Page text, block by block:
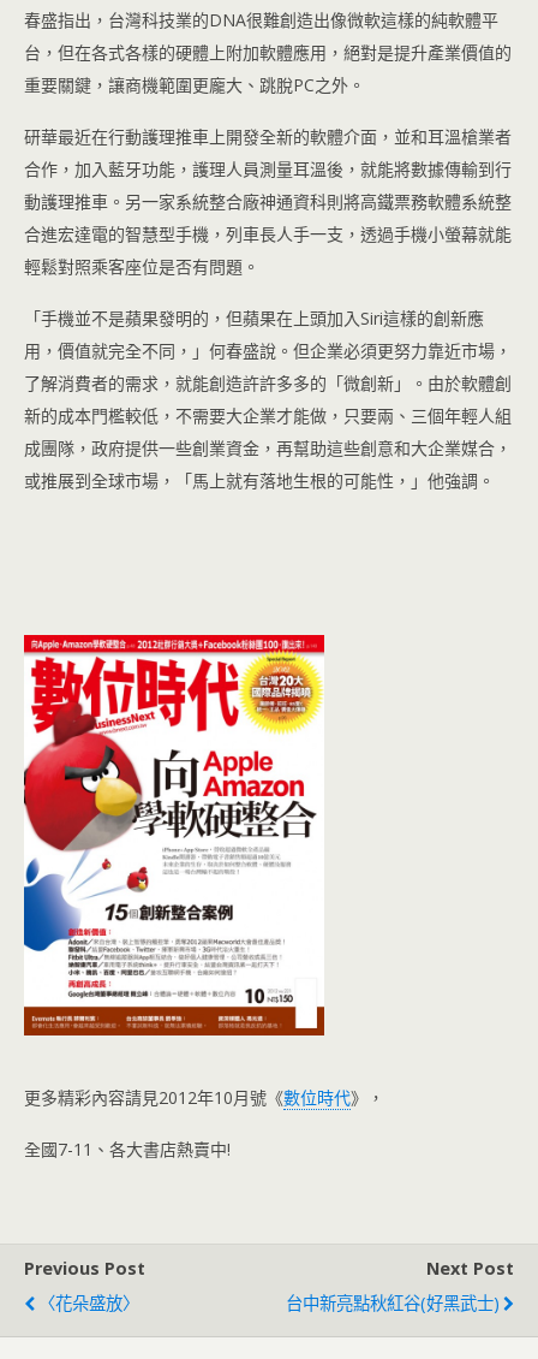
春盛指出，台灣科技業的DNA很難創造出像微軟這樣的純軟體平
台，但在各式各樣的硬體上附加軟體應用，絕對是提升產業價值的
重要關鍵，讓商機範圍更龐大、跳脫PC之外。
研華最近在行動護理推車上開發全新的軟體介面，並和耳溫槍業者
合作，加入藍牙功能，護理人員測量耳溫後，就能將數據傳輸到行
動護理推車。另一家系統整合廠神通資科則將高鐵票務軟體系統整
合進宏達電的智慧型手機，列車長人手一支，透過手機小螢幕就能
輕鬆對照乘客座位是否有問題。
「手機並不是蘋果發明的，但蘋果在上頭加入Siri這樣的創新應
用，價值就完全不同，」何春盛說。但企業必須更努力靠近市場，
了解消費者的需求，就能創造許許多多的「微創新」。由於軟體創
新的成本門檻較低，不需要大企業才能做，只要兩、三個年輕人組
成團隊，政府提供一些創業資金，再幫助這些創意和大企業媒合，
或推展到全球市場，「馬上就有落地生根的可能性，」他強調。
更多精彩內容請見2012年10月號《數位時代》，
全國7-11、各大書店熱賣中!
Previous Post
〈花朵盛放〉
Next Post
台中新亮點秋紅谷(好黑武士)